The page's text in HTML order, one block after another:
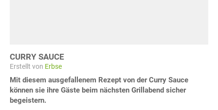
CURRY SAUCE
Erstellt von Erbse
Mit diesem ausgefallenem Rezept von der Curry Sauce
können sie ihre Gäste beim nächsten Grillabend sicher
begeistern.